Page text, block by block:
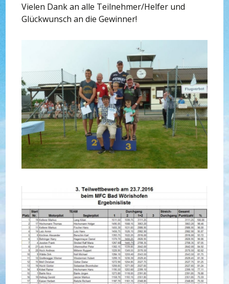
Vielen Dank an alle Teilnehmer/Helfer und
Glückwunsch an die Gewinner!